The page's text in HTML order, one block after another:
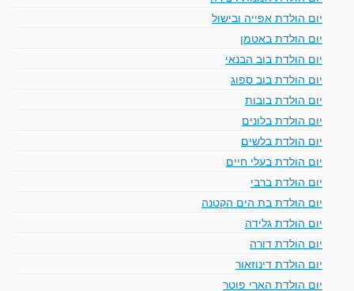
יום הולדת אפייה ובישול
יום הולדת באטמן
יום הולדת בוב הבנאי
יום הולדת בוב ספוג
יום הולדת בובות
יום הולדת בלונים
יום הולדת בלשים
יום הולדת בעלי חיים
יום הולדת ברבי
יום הולדת בת הים הקטנה
יום הולדת גלידה
יום הולדת דורה
יום הולדת דינוזאור
יום הולדת הארי פוטר